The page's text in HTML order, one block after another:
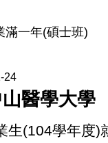
滿一年(碩士班)
24
醫學大學
生(104學年度)